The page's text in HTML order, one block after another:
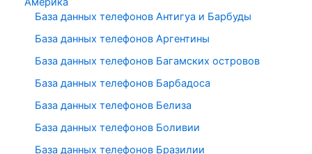
База данных телефонов Антигуа и Барбуды
База данных телефонов Аргентины
База данных телефонов Багамских островов
База данных телефонов Барбадоса
База данных телефонов Белиза
База данных телефонов Боливии
База данных телефонов Бразилии